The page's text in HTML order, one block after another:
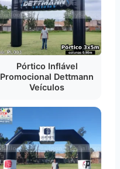
Pórtico Inflável
Promocional Dettmann
Veículos